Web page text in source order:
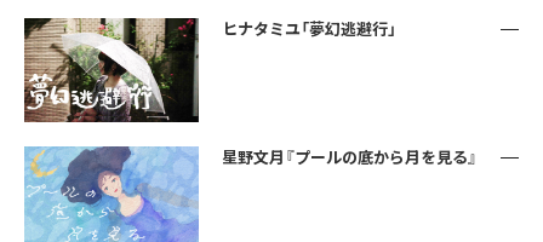
ヒナタミユ「夢幻逃避行」
星野文月『プールの底から月を見る』